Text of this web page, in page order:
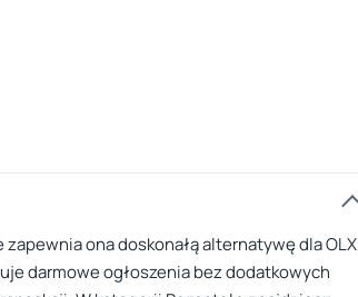
ona doskonałą alternatywę dla OLX
darmowe ogłoszenia bez dodatkowych